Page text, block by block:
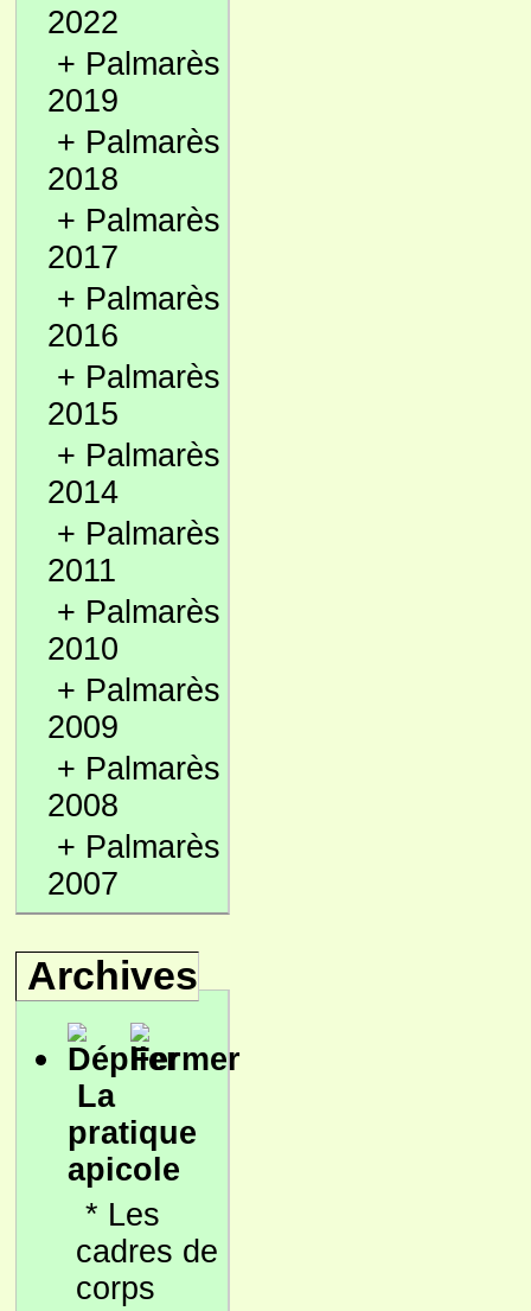
2022
+ Palmarès
2019
+ Palmarès
2018
+ Palmarès
2017
+ Palmarès
2016
+ Palmarès
2015
+ Palmarès
2014
+ Palmarès
2011
+ Palmarès
2010
+ Palmarès
2009
+ Palmarès
2008
+ Palmarès
2007
Archives
La
pratique
apicole
* Les
cadres de
corps